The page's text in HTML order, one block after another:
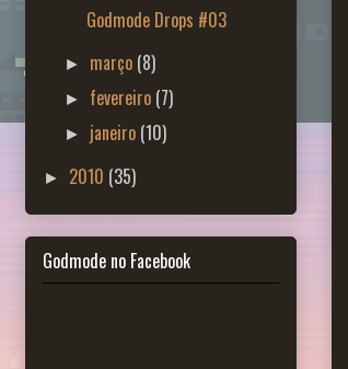
Godmode Drops #03
► março (8)
► fevereiro (7)
► janeiro (10)
► 2010 (35)
Godmode no Facebook